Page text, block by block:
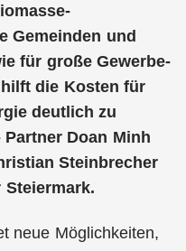
Gemeinden und
für große Gewerbe-
die Kosten für
deutlich zu
Doan Minh
Steinbrecher
neue Möglichkeiten,